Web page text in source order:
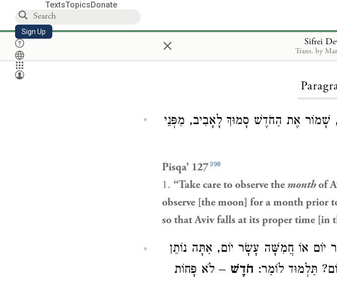
TextsTopicsDonate
Sign Up × Sifrei
Trans. by
שָׁמוֹר אֶת הַחֹדֶשׁ סָמוּךְ לָאָבִיב, מִפְּנֵי
Pisqa’ 127398
1. “Take care to observe the monthof
observe [the moon] for a month prior
so that Aviv falls at its proper time [in
אוֹ חֲמִשָּׁה עָשָׂר יוֹם, אַתָּה נוֹתֵן
תַּלְמוּד לוֹמַר: חֹדֶשׁ – לֹא פָּחוֹת